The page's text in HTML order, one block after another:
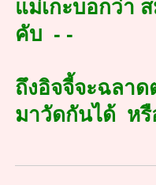
แม่เกะบอกว่า
คับ - -
ถึงอิจจี้จะฉลา
มาวัดกันได้ หรื